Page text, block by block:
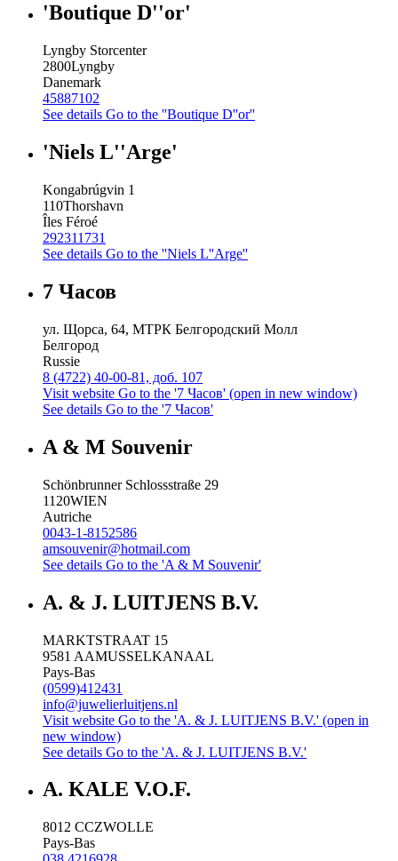
'Boutique D''or'
Lyngby Storcenter
2800Lyngby
Danemark
45887102
See details Go to the ''Boutique D''or''
'Niels L''Arge'
Kongabrúgvin 1
110Thorshavn
Îles Féroé
292311731
See details Go to the ''Niels L''Arge''
7 Часов
ул. Щорса, 64, МТРК Белгородский Молл
Белгород
Russie
8 (4722) 40-00-81, доб. 107
Visit website Go to the '7 Часов' (open in new window)
See details Go to the '7 Часов'
A & M Souvenir
Schönbrunner Schlossstraße 29
1120WIEN
Autriche
0043-1-8152586
amsouvenir@hotmail.com
See details Go to the 'A & M Souvenir'
A. & J. LUITJENS B.V.
MARKTSTRAAT 15
9581 AAMUSSELKANAAL
Pays-Bas
(0599)412431
info@juwelierluitjens.nl
Visit website Go to the 'A. & J. LUITJENS B.V.' (open in
new window)
See details Go to the 'A. & J. LUITJENS B.V.'
A. KALE V.O.F.
8012 CCZWOLLE
Pays-Bas